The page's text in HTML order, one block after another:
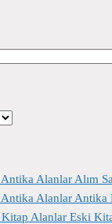
Alanlar Alım
Alanlar Antika
Alanlar Eski